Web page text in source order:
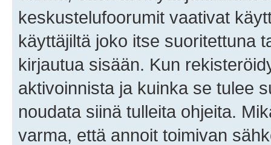
keskustelufoorumit vaativat
käyttäjiltä joko itse suoritettuna
kirjautua sisään. Kun
aktivoinnista ja kuinka se tulee
noudata siinä tulleita ohjeita.
varma, että annoit toimivan